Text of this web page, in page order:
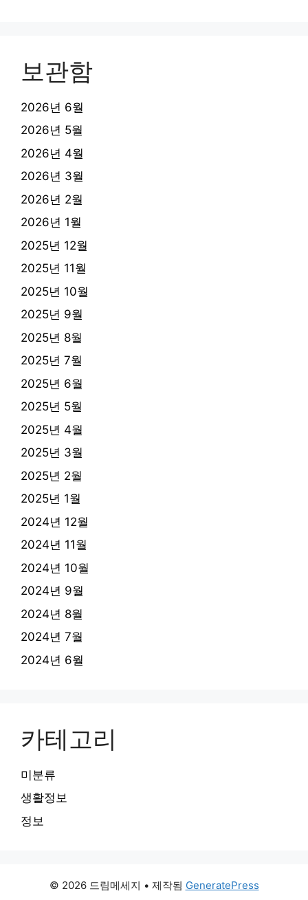
보관함
2026년 6월
2026년 5월
2026년 4월
2026년 3월
2026년 2월
2026년 1월
2025년 12월
2025년 11월
2025년 10월
2025년 9월
2025년 8월
2025년 7월
2025년 6월
2025년 5월
2025년 4월
2025년 3월
2025년 2월
2025년 1월
2024년 12월
2024년 11월
2024년 10월
2024년 9월
2024년 8월
2024년 7월
2024년 6월
카테고리
미분류
생활정보
정보
© 2026 드림메세지 • 제작됨 GeneratePress